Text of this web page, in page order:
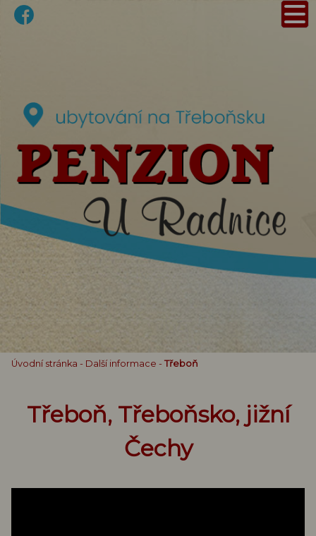
Úvodní stránka - Další informace - Třeboň
Třeboň, Třeboňsko, jižní
Čechy